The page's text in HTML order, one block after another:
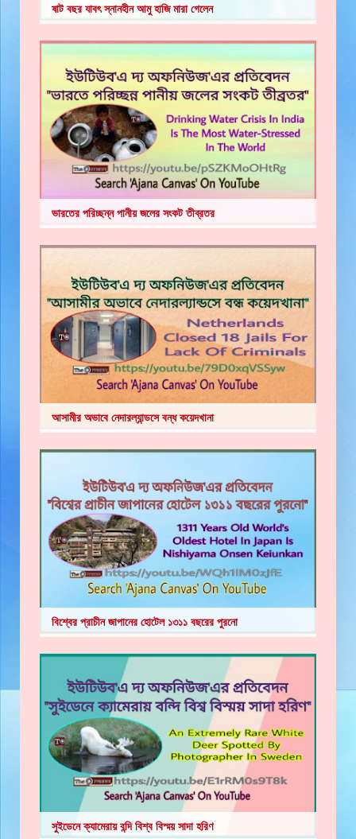
ষাট বছর যাবৎ স্নানহীন আমু হাজি মারা গেলেন
ভারতের পরিচ্ছন্ন পানীয় জলের সংকট তীব্রতর
আসামীর অভাবে নেদারল্যান্ডসে বন্ধ কয়েদখানা
বিশ্বের প্রাচীন জাপানের হোটেল ১৩১১ বছরের পুরনো
সুইডেনে ক্যামেরায় বন্দি বিশ্ব বিস্ময় সাদা হরিণ